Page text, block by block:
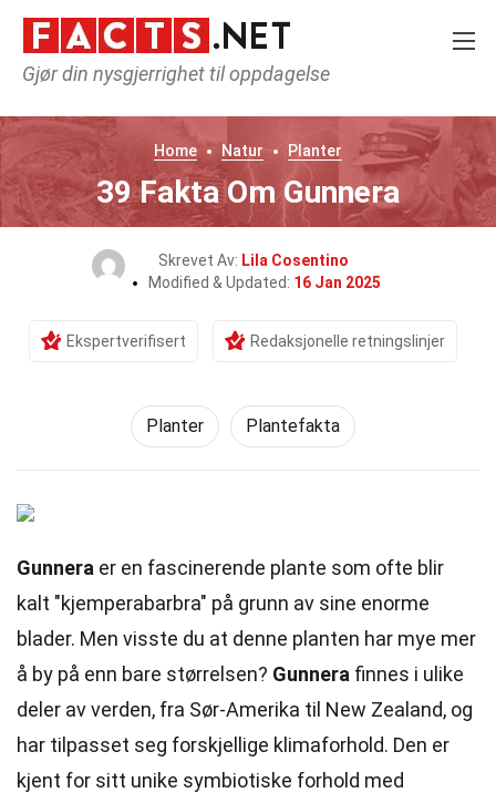
Gjør din nysgjerrighet til oppdagelse
Home Natur Planter
39 Fakta Om Gunnera
Skrevet Av: Lila Cosentino
Modified & Updated: 16 Jan 2025
Ekspertverifisert Redaksjonelle retningslinjer
Planter Plantefakta
Gunnera er en fascinerende plante som ofte blir
kalt "kjemperabarbra" på grunn av sine enorme
blader. Men visste du at denne planten har mye mer
å by på enn bare størrelsen? Gunnera finnes i ulike
deler av verden, fra Sør-Amerika til New Zealand, og
har tilpasset seg forskjellige klimaforhold. Den er
kjent for sitt unike symbiotiske forhold med